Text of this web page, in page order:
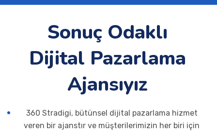
Sonuç Odaklı
Dijital Pazarlama
Ajansıyız
360 Stradigi, bütünsel dijital pazarlama hizmet
veren bir ajanstır ve müşterilerimizin her biri için